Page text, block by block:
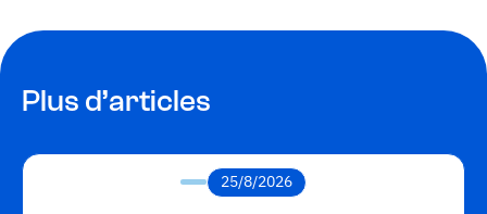
Plus d’articles
25/8/2026